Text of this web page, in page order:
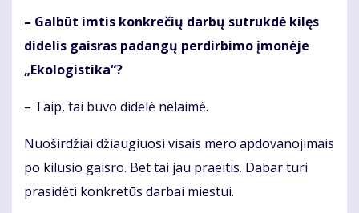
– Gal­būt im­tis kon­kre­čių dar­bų su­truk­dė ki­lęs
di­de­lis gais­ras pa­dan­gų per­dir­bi­mo įmo­nė­je
„Eko­lo­gis­ti­ka“?
– Taip, tai bu­vo di­de­lė ne­lai­mė.
Nuoširdžiai džiau­giuo­si vi­sais me­ro ap­do­va­no­ji­mais
po ki­lu­sio gais­ro. Bet tai jau praeitis. Da­bar tu­ri
pra­si­dė­ti kon­kre­tūs dar­bai mies­tui.